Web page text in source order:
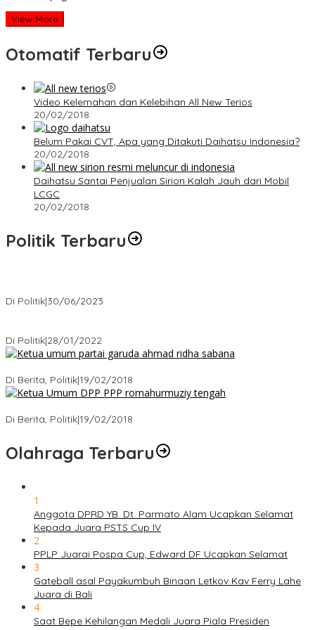
View More
Otomatif Terbaru
Video Kelemahan dan Kelebihan All New Terios
20/02/2018
Belum Pakai CVT, Apa yang Ditakuti Daihatsu Indonesia?
20/02/2018
Daihatsu Santai Penjualan Sirion Kalah Jauh dari Mobil
LCGC
20/02/2018
Politik Terbaru
Di Politik|30/06/2023
Di Politik|28/01/2022
Di Berita, Politik|19/02/2018
Di Berita, Politik|19/02/2018
Olahraga Terbaru
1
Anggota DPRD YB. Dt. Parmato Alam Ucapkan Selamat
Kepada Juara PSTS Cup IV
2
PPLP Juarai Pospa Cup, Edward DF Ucapkan Selamat
3
Gateball asal Payakumbuh Binaan Letkov Kav Ferry Lahe
Juara di Bali
4
Saat Bepe Kehilangan Medali Juara Piala Presiden